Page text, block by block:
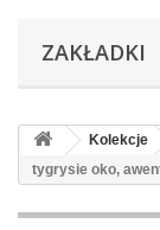
ZAKŁADKI
Kolekcje
tygrysie oko,